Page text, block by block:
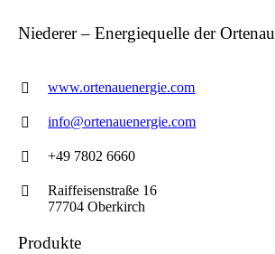
Niederer – Energiequelle der Ortenau
www.ortenauenergie.com
info@ortenauenergie.com
+49 7802 6660
Raiffeisenstraße 16
77704 Oberkirch
Produkte